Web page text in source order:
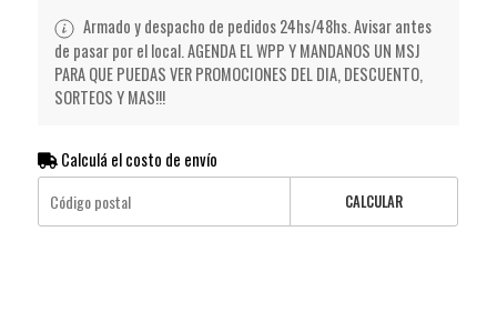
Armado y despacho de pedidos 24hs/48hs. Avisar antes
de pasar por el local. AGENDA EL WPP Y MANDANOS UN MSJ
PARA QUE PUEDAS VER PROMOCIONES DEL DIA, DESCUENTO,
SORTEOS Y MAS!!!
Calculá el costo de envío
CALCULAR